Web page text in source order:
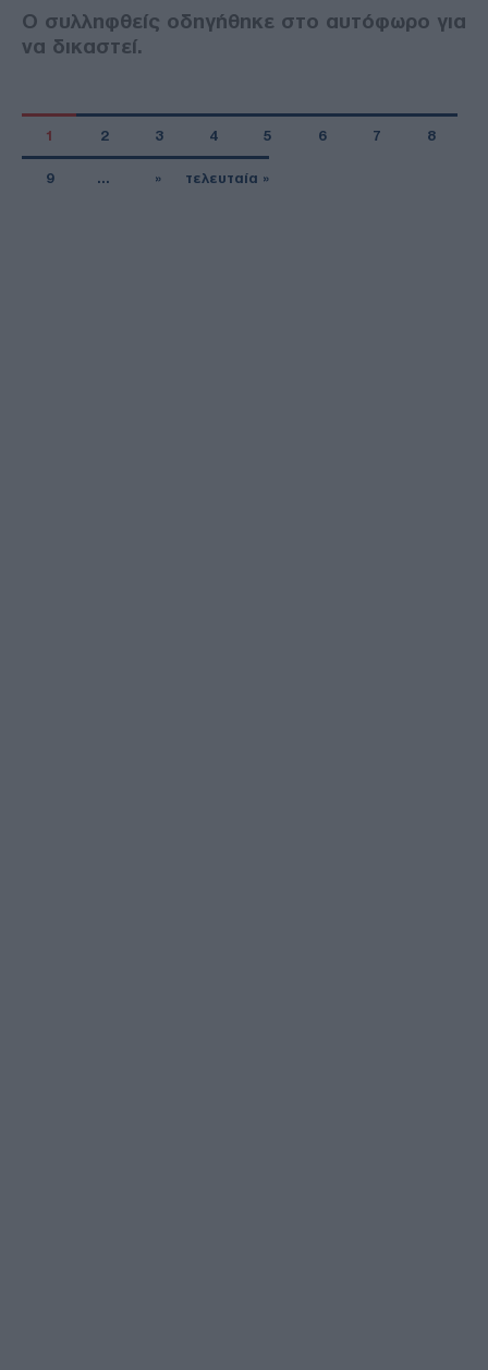
Ο συλληφθείς οδηγήθηκε στο αυτόφωρο για
να δικαστεί.
1 2 3 4 5 6 7 8
9 … » τελευταία »